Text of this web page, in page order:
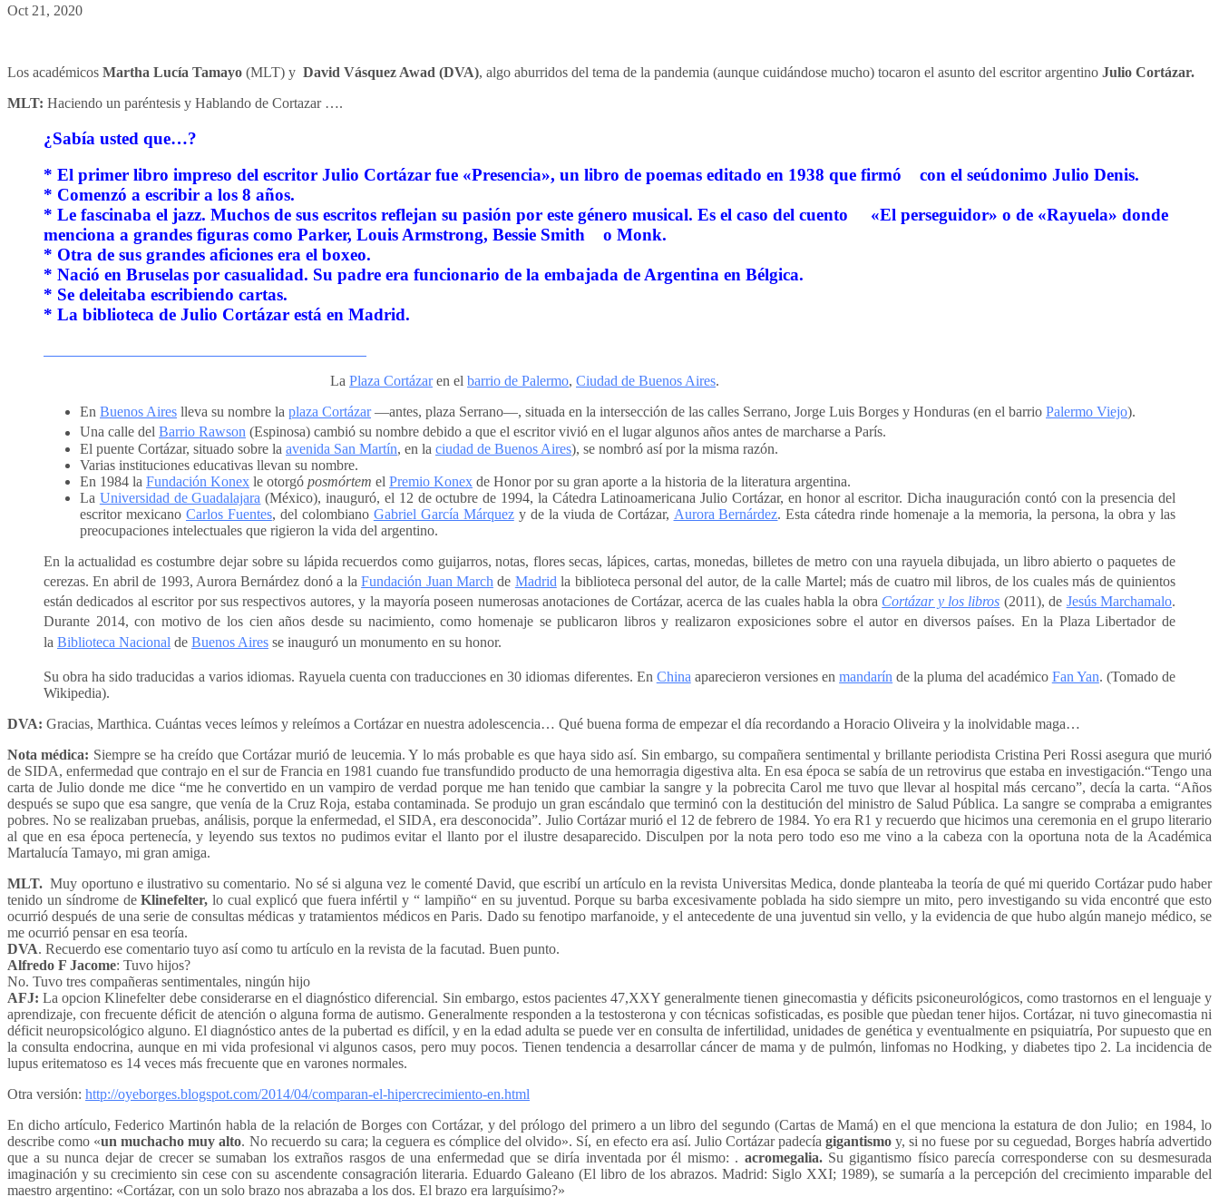
Oct 21, 2020
Los académicos Martha Lucía Tamayo (MLT) y David Vásquez Awad (DVA), algo aburridos del tema de la pandemia (aunque cuidándose mucho) tocaron el asunto del escritor argentino Julio Cortázar.
MLT: Haciendo un paréntesis y Hablando de Cortazar ….
¿Sabía usted que…?
* El primer libro impreso del escritor Julio Cortázar fue «Presencia», un libro de poemas editado en 1938 que firmó con el seúdonimo Julio Denis.
* Comenzó a escribir a los 8 años.
* Le fascinaba el jazz. Muchos de sus escritos reflejan su pasión por este género musical. Es el caso del cuento «El perseguidor» o de «Rayuela» donde
menciona a grandes figuras como Parker, Louis Armstrong, Bessie Smith o Monk.
* Otra de sus grandes aficiones era el boxeo.
* Nació en Bruselas por casualidad. Su padre era funcionario de la embajada de Argentina en Bélgica.
* Se deleitaba escribiendo cartas.
* La biblioteca de Julio Cortázar está en Madrid.
La Plaza Cortázaren el barrio de Palermo, Ciudad de Buenos Aires.
En Buenos Aires lleva su nombre la plaza Cortázar―antes, plaza Serrano―, situada en la intersección de las calles Serrano, Jorge Luis Borges y Honduras (en el barrio Palermo Viejo).
Una calle del Barrio Rawson (Espinosa) cambió su nombre debido a que el escritor vivió en el lugar algunos años antes de marcharse a París.
El puente Cortázar, situado sobre la avenida San Martín, en la ciudad de Buenos Aires), se nombró así por la misma razón.
Varias instituciones educativas llevan su nombre.
En 1984 la Fundación Konex le otorgó posmórtem el Premio Konex de Honor por su gran aporte a la historia de la literatura argentina.
La Universidad de Guadalajara (México), inauguró, el 12 de octubre de 1994, la Cátedra Latinoamericana Julio Cortázar, en honor al escritor. Dicha inauguración contó con la presencia del
escritor mexicano Carlos Fuentes, del colombiano Gabriel García Márquezy de la viuda de Cortázar, Aurora Bernárdez. Esta cátedra rinde homenaje a la memoria, la persona, la obra y las
preocupaciones intelectuales que rigieron la vida del argentino.
En la actualidad es costumbre dejar sobre su lápida recuerdos como guijarros, notas, flores secas, lápices, cartas, monedas, billetes de metro con una rayuela dibujada, un libro abierto o paquetes de
cerezas.En abril de 1993, Aurora Bernárdez donó a laFundación Juan March de Madrid la biblioteca personal del autor, de la calle Martel; más de cuatro mil libros, de los cuales más de quinientos
están dedicados al escritor por sus respectivos autores, y la mayoría poseen numerosas anotaciones de Cortázar, acerca de las cuales habla la obra Cortázar y los libros (2011), de Jesús Marchamalo.
Durante 2014, con motivo de los cien años desde su nacimiento, como homenaje se publicaron libros y realizaron exposiciones sobre el autor en diversos países. En la Plaza Libertador de
la Biblioteca Nacional de Buenos Aires se inauguró un monumento en su honor.
Su obra ha sido traducidas a varios idiomas. Rayuela cuenta con traducciones en 30 idiomas diferentes. En China aparecieron versiones enmandarín de la pluma del académico Fan Yan. (Tomado de
Wikipedia).
DVA: Gracias, Marthica. Cuántas veces leímos y releímos a Cortázar en nuestra adolescencia… Qué buena forma de empezar el día recordando a Horacio Oliveira y la inolvidable maga…
Nota médica: Siempre se ha creído que Cortázar murió de leucemia. Y lo más probable es que haya sido así. Sin embargo, su compañera sentimental y brillante periodista Cristina Peri Rossi asegura que murió
de SIDA, enfermedad que contrajo en el sur de Francia en 1981 cuando fue transfundido producto de una hemorragia digestiva alta. En esa época se sabía de un retrovirus que estaba en investigación.“Tengo una
carta de Julio donde me dice “me he convertido en un vampiro de verdad porque me han tenido que cambiar la sangre y la pobrecita Carol me tuvo que llevar al hospital más cercano”, decía la carta. “Años
después se supo que esa sangre, que venía de la Cruz Roja, estaba contaminada. Se produjo un gran escándalo que terminó con la destitución del ministro de Salud Pública. La sangre se compraba a emigrantes
pobres. No se realizaban pruebas, análisis, porque la enfermedad, el SIDA, era desconocida”. Julio Cortázar murió el 12 de febrero de 1984. Yo era R1 y recuerdo que hicimos una ceremonia en el grupo literario
al que en esa época pertenecía, y leyendo sus textos no pudimos evitar el llanto por el ilustre desaparecido. Disculpen por la nota pero todo eso me vino a la cabeza con la oportuna nota de la Académica
Martalucía Tamayo, mi gran amiga.
MLT. Muy oportuno e ilustrativo su comentario. No sé si alguna vez le comenté David, que escribí un artículo en la revista Universitas Medica, donde planteaba la teoría de qué mi querido Cortázar pudo haber
tenido un síndrome deKlinefelter, lo cual explicó que fuera infértil y “ lampiño“ en su juventud. Porque su barba excesivamente poblada ha sido siempre un mito, pero investigando su vida encontré que esto
ocurrió después de una serie de consultas médicas y tratamientos médicos en Paris. Dado su fenotipo marfanoide, y el antecedente de una juventud sin vello, y la evidencia de que hubo algún manejo médico, se
me ocurrió pensar en esa teoría.
DVA. Recuerdo ese comentario tuyo así como tu artículo en la revista de la facutad. Buen punto.
Alfredo F Jacome: Tuvo hijos?
No. Tuvo tres compañeras sentimentales, ningún hijo
AFJ: La opcion Klinefelter debe considerarse en el diagnóstico diferencial. Sin embargo, estos pacientes 47,XXY generalmente tienen ginecomastia y déficits psiconeurológicos, como trastornos en el lenguaje y
aprendizaje, con frecuente déficit de atención o alguna forma de autismo. Generalmente responden a la testosterona y con técnicas sofisticadas, es posible que pùedan tener hijos. Cortázar, ni tuvo ginecomastia ni
déficit neuropsicológico alguno. El diagnóstico antes de la pubertad es difícil, y en la edad adulta se puede ver en consulta de infertilidad, unidades de genética y eventualmente en psiquiatría, Por supuesto que en
la consulta endocrina, aunque en mi vida profesional vi algunos casos, pero muy pocos. Tienen tendencia a desarrollar cáncer de mama y de pulmón, linfomas no Hodking, y diabetes tipo 2. La incidencia de
lupus eritematoso es 14 veces más frecuente que en varones normales.
Otra versión: http://oyeborges.blogspot.com/2014/04/comparan-el-hipercrecimiento-en.html
En dicho artículo, Federico Martinón habla de la relación de Borges con Cortázar, y del prólogo del primero a un libro del segundo (Cartas de Mamá) en el que menciona la estatura de don Julio; en 1984, lo
describe como «un muchacho muy alto. No recuerdo su cara; la ceguera es cómplice del olvido». Sí, en efecto era así. Julio Cortázar padecíagigantismo y, si no fuese por su ceguedad, Borges habría advertido
que a su nunca dejar de crecer se sumaban los extraños rasgos de una enfermedad que se diría inventada por él mismo: . acromegalia. Su gigantismo físico parecía corresponderse con su desmesurada
imaginación y su crecimiento sin cese con su ascendente consagración literaria. Eduardo Galeano (El libro de los abrazos. Madrid: Siglo XXI; 1989), se sumaría a la percepción del crecimiento imparable del
maestro argentino: «Cortázar, con un solo brazo nos abrazaba a los dos. El brazo era larguísimo?»